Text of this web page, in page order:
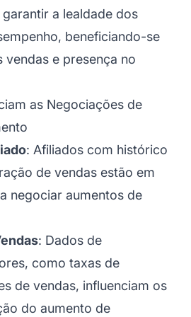
a lealdade dos
beneficiando-se
vendas e presença no
as Negociações de
: Afiliados com histórico
de vendas estão em
negociar aumentos de
: Dados de
como taxas de
de vendas, influenciam os
do aumento de